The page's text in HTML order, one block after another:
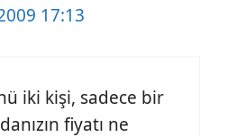
17:13
iki kişi, sadece bir
fiyatı ne